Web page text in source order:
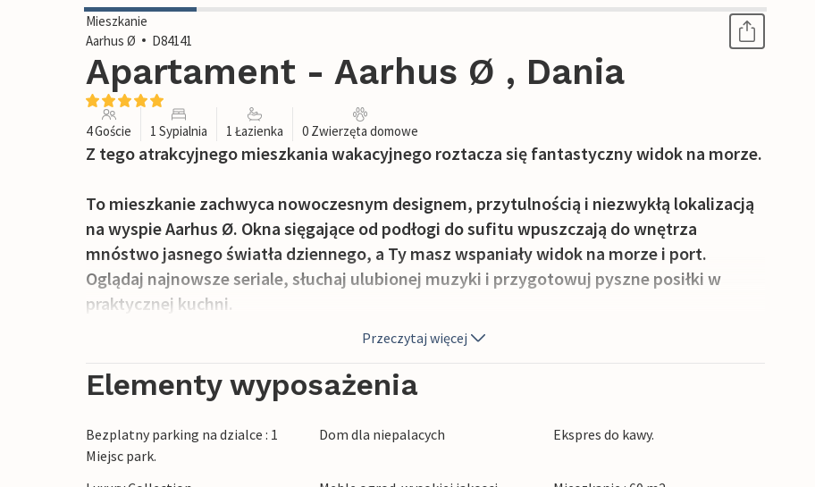
Mieszkanie
Aarhus Ø
D84141
Apartament - Aarhus Ø , Dania
4 Goście 1 Sypialnia 1 Łazienka 0 Zwierzęta domowe
Z tego atrakcyjnego mieszkania wakacyjnego roztacza się fantastyczny widok na morze.
To mieszkanie zachwyca nowoczesnym designem, przytulnością i niezwykłą lokalizacją
na wyspie Aarhus Ø. Okna sięgające od podłogi do sufitu wpuszczają do wnętrza
mnóstwo jasnego światła dziennego, a Ty masz wspaniały widok na morze i port.
Oglądaj najnowsze seriale, słuchaj ulubionej muzyki i przygotowuj pyszne posiłki w
praktycznej kuchni.
Ciesz się aromatyczną filiżanką kawy na balkonie w promieniach słońca i zapierającym
dech w piersiach widokiem na panoramę Aarhus. Wieczorem balkon zaprasza na
zakończenie dnia przy lampce wina, gdy słońce powoli zanurza się w morzu.
Morze jest tuż za progiem i zaprasza na spacer wzdłuż nowoczesnej promenady Aarhus
Ø, gdzie architektura i życie miejskie łączą się w fascynujący sposób. Ciesz się morskim
Przeczytaj więcej
Elementy wyposażenia
Bezplatny parking na dzialce : 1
Miejsc park.
Dom dla niepalacych Ekspres do kawy.